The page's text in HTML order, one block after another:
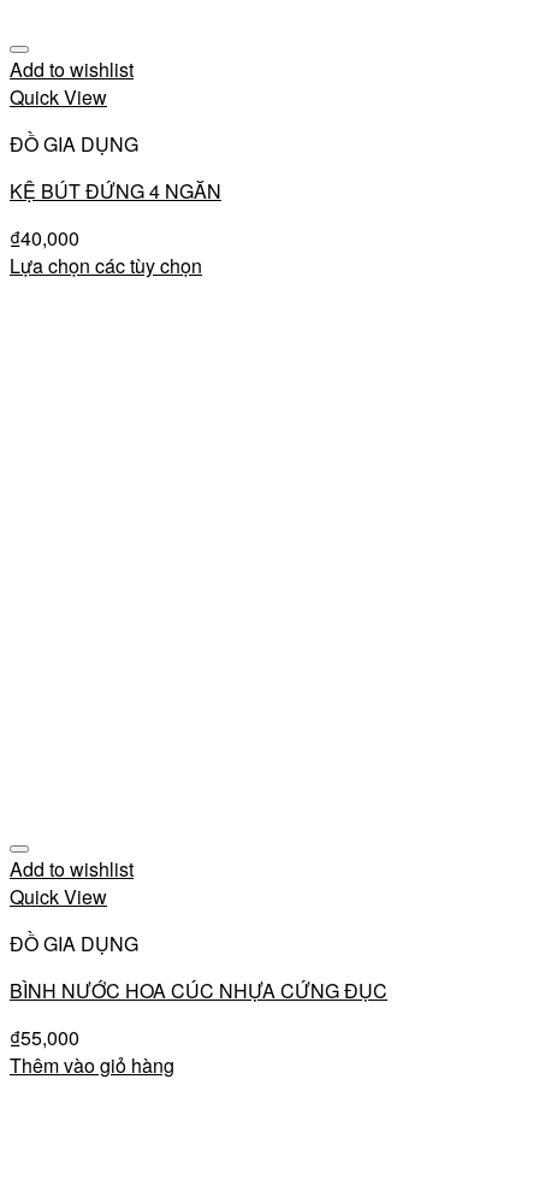
Add to wishlist
Quick View
ĐỒ GIA DỤNG
KỆ BÚT ĐỨNG 4 NGĂN
₫40,000
Lựa chọn các tùy chọn
Add to wishlist
Quick View
ĐỒ GIA DỤNG
BÌNH NƯỚC HOA CÚC NHỰA CỨNG ĐỤC
₫55,000
Thêm vào giỏ hàng